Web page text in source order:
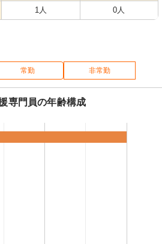
1人 0人
常勤 非常勤
専門員の年齢構成